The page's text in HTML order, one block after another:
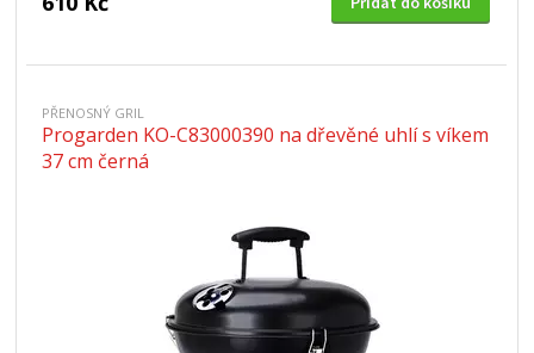
PŘENOSNÝ GRIL
Progarden KO-C83000390 na dřevěné uhlí s víkem
37 cm černá